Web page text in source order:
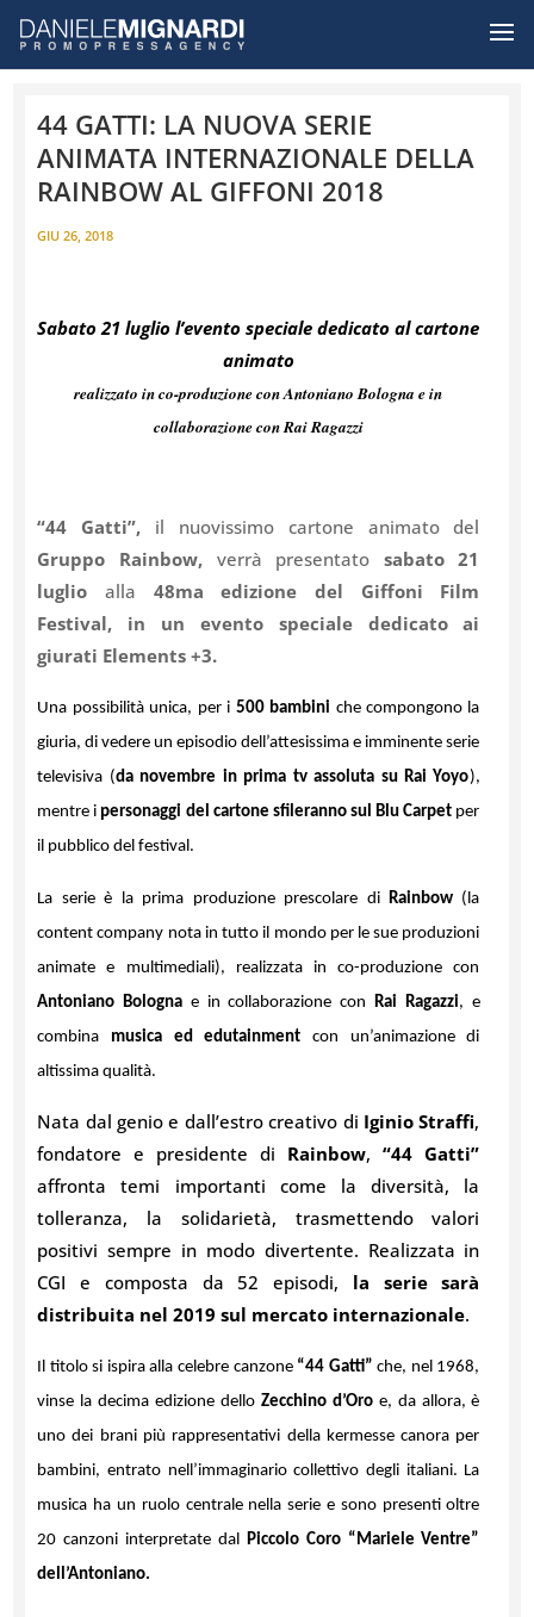
44 GATTI: LA NUOVA SERIE
ANIMATA INTERNAZIONALE DELLA
RAINBOW AL GIFFONI 2018
GIU 26, 2018
Sabato 21 luglio l’evento speciale dedicato al cartone
animato
realizzato in co-produzione con Antoniano Bologna e in
collaborazione con Rai Ragazzi
“44 Gatti”, il nuovissimo cartone animato del
Gruppo Rainbow, verrà presentato sabato 21
luglio alla 48ma edizione del Giffoni Film
Festival, in un evento speciale dedicato ai
giurati Elements +3.
Una possibilità unica, per i 500 bambini che compongono la
giuria, di vedere un episodio dell’attesissima e imminente serie
televisiva (da novembre in prima tv assoluta su Rai Yoyo),
mentre ipersonaggi del cartone sfileranno sul Blu Carpet per
il pubblico del festival.
La serie è la prima produzione prescolare di Rainbow (la
content company nota in tutto il mondo per le sue produzioni
animate e multimediali), realizzata in co-produzione con
Antoniano Bologna e in collaborazione con Rai Ragazzi, e
combina musica ed edutainment con un’animazione di
altissima qualità.
Nata dal genio e dall’estro creativo di Iginio Straffi,
fondatore e presidente di Rainbow,“44 Gatti”
affronta temi importanti come la diversità, la
tolleranza, la solidarietà, trasmettendo valori
positivi sempre in modo divertente. Realizzata in
CGI e composta da 52 episodi, la serie sarà
distribuita nel 2019 sul mercato internazionale.
Il titolo si ispira alla celebre canzone “44 Gatti” che, nel 1968,
vinse la decima edizione dello Zecchino d’Oroe, da allora, è
uno dei brani più rappresentativi della kermesse canora per
bambini, entrato nell’immaginario collettivo degli italiani. La
musica ha un ruolo centrale nella serie e sono presenti oltre
20 canzoni interpretate dal Piccolo Coro “Mariele Ventre”
dell’Antoniano.